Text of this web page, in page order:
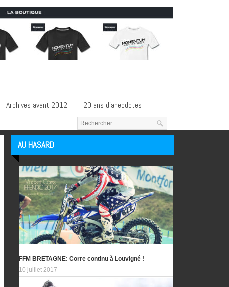
Archives avant 2012 20 ans d’anecdotes
AU HASARD
Articles au hasard
FFM BRETAGNE: Corre continu à Louvigné !
10 juillet 2017